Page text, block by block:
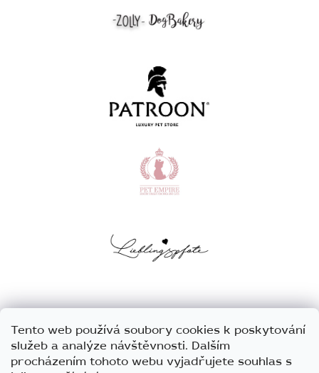
Tento web používá soubory cookies k poskytování
služeb a analýze návštěvnosti. Dalším
procházením tohoto webu vyjadřujete souhlas s